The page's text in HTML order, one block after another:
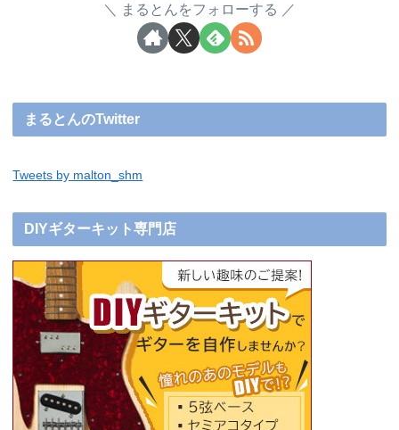
まるとんをフォローする
まるとんのTwitter
Tweets by malton_shm
DIYギターキット専門店